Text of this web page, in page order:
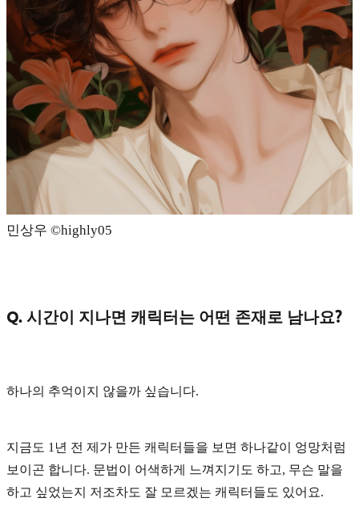
민상우 ©️highly05
Q. 시간이 지나면 캐릭터는 어떤 존재로 남나요?
하나의 추억이지 않을까 싶습니다.
지금도 1년 전 제가 만든 캐릭터들을 보면 하나같이 엉망처럼
보이곤 합니다. 문법이 어색하게 느껴지기도 하고, 무슨 말을
하고 싶었는지 저조차도 잘 모르겠는 캐릭터들도 있어요.